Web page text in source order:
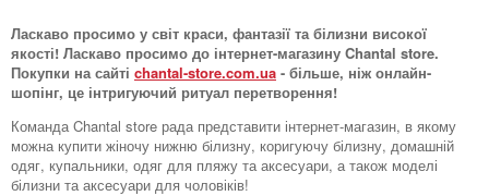
Ласкаво просимо у світ краси, фантазії та білизни високої
якості! Ласкаво просимо до інтернет-магазину Chantal store.
Покупки на сайті chantal-store.com.ua - більше, ніж онлайн-
шопінг, це інтригуючий ритуал перетворення!
Команда Chantal store рада представити інтернет-магазин, в якому
можна купити жіночу нижню білизну, коригуючу білизну, домашній
одяг, купальники, одяг для пляжу та аксесуари, а також моделі
білизни та аксесуари для чоловіків!